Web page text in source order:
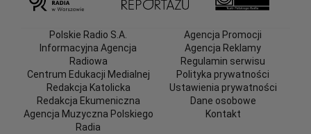
Polskie Radio S.A.
Informacyjna Agencja
Radiowa
Centrum Edukacji Medialnej
Redakcja Katolicka
Redakcja Ekumeniczna
Agencja Muzyczna Polskiego
Radia
Agencja Promocji
Agencja Reklamy
Regulamin serwisu
Polityka prywatności
Ustawienia prywatności
Dane osobowe
Kontakt